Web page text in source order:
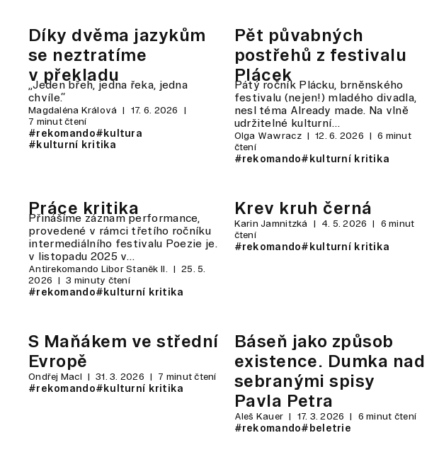
Díky dvěma jazykům
se neztratíme
v překladu
„Jeden břeh, jedna řeka, jedna
chvíle.“
Magdaléna Králová
17. 6. 2026
7 minut čtení
#rekomando#kultura
#kulturní kritika
Pět půvabných
postřehů z festivalu
Plácek
Pátý ročník Plácku, brněnského
festivalu (nejen!) mladého divadla,
nesl téma Already made. Na vlně
udržitelné kulturní…
Olga Wawracz 12. 6. 2026
6 minut
čtení
#rekomando#kulturní kritika
Práce kritika
Přinášíme záznam performance,
provedené v rámci třetího ročníku
intermediálního festivalu Poezie je.
v listopadu 2025 v…
Antirekomando Libor Staněk II.
25. 5.
2026
3 minuty čtení
#rekomando#kulturní kritika
Krev kruh černá
Karin Jamnitzká 4. 5. 2026
6 minut
čtení
#rekomando#kulturní kritika
S Maňákem ve střední
Evropě
Ondřej Macl 31. 3. 2026 7 minut čtení
#rekomando#kulturní kritika
Báseň jako způsob
existence. Dumka nad
sebranými spisy
Pavla Petra
Aleš Kauer 17. 3. 2026 6 minut čtení
#rekomando#beletrie